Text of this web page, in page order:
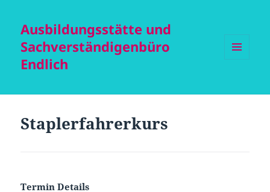
Ausbildungsstätte und
Sachverständigenbüro
Endlich
Staplerfahrerkurs
Termin Details